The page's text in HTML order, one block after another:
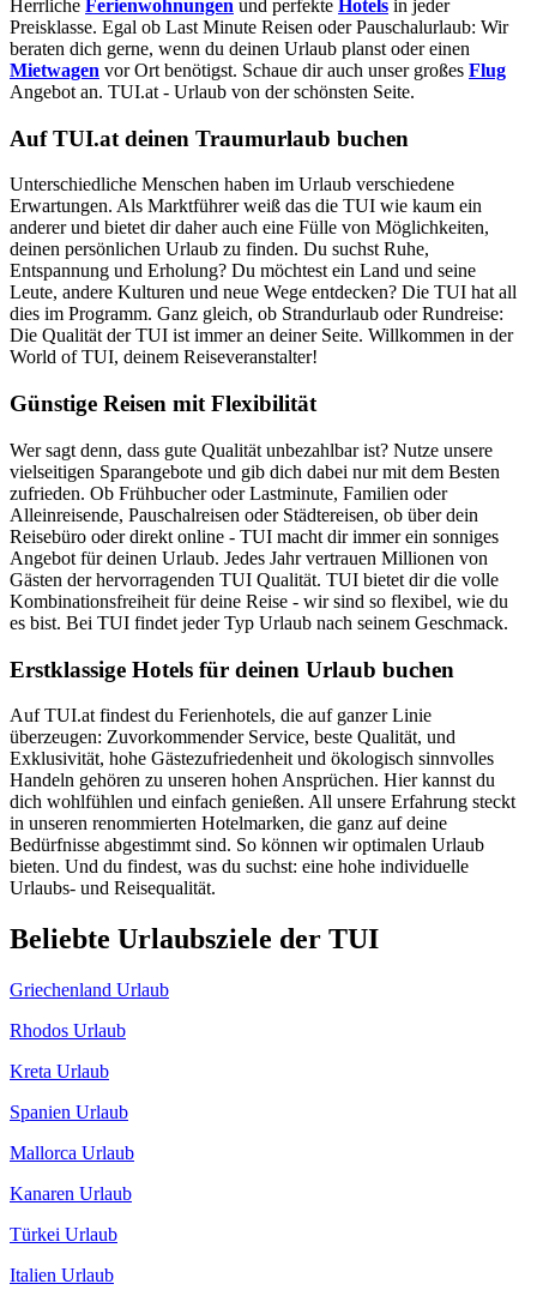
Herrliche Ferienwohnungen und perfekte Hotels in jeder
Preisklasse. Egal ob Last Minute Reisen oder Pauschalurlaub: Wir
beraten dich gerne, wenn du deinen Urlaub planst oder einen
Mietwagen vor Ort benötigst. Schaue dir auch unser großes Flug
Angebot an. TUI.at - Urlaub von der schönsten Seite.
Auf TUI.at deinen Traumurlaub buchen
Unterschiedliche Menschen haben im Urlaub verschiedene
Erwartungen. Als Marktführer weiß das die TUI wie kaum ein
anderer und bietet dir daher auch eine Fülle von Möglichkeiten,
deinen persönlichen Urlaub zu finden. Du suchst Ruhe,
Entspannung und Erholung? Du möchtest ein Land und seine
Leute, andere Kulturen und neue Wege entdecken? Die TUI hat all
dies im Programm. Ganz gleich, ob Strandurlaub oder Rundreise:
Die Qualität der TUI ist immer an deiner Seite. Willkommen in der
World of TUI, deinem Reiseveranstalter!
Günstige Reisen mit Flexibilität
Wer sagt denn, dass gute Qualität unbezahlbar ist? Nutze unsere
vielseitigen Sparangebote und gib dich dabei nur mit dem Besten
zufrieden. Ob Frühbucher oder Lastminute, Familien oder
Alleinreisende, Pauschalreisen oder Städtereisen, ob über dein
Reisebüro oder direkt online - TUI macht dir immer ein sonniges
Angebot für deinen Urlaub. Jedes Jahr vertrauen Millionen von
Gästen der hervorragenden TUI Qualität. TUI bietet dir die volle
Kombinationsfreiheit für deine Reise - wir sind so flexibel, wie du
es bist. Bei TUI findet jeder Typ Urlaub nach seinem Geschmack.
Erstklassige Hotels für deinen Urlaub buchen
Auf TUI.at findest du Ferienhotels, die auf ganzer Linie
überzeugen: Zuvorkommender Service, beste Qualität, und
Exklusivität, hohe Gästezufriedenheit und ökologisch sinnvolles
Handeln gehören zu unseren hohen Ansprüchen. Hier kannst du
dich wohlfühlen und einfach genießen. All unsere Erfahrung steckt
in unseren renommierten Hotelmarken, die ganz auf deine
Bedürfnisse abgestimmt sind. So können wir optimalen Urlaub
bieten. Und du findest, was du suchst: eine hohe individuelle
Urlaubs- und Reisequalität.
Beliebte Urlaubsziele der TUI
Griechenland Urlaub
Rhodos Urlaub
Kreta Urlaub
Spanien Urlaub
Mallorca Urlaub
Kanaren Urlaub
Türkei Urlaub
Italien Urlaub